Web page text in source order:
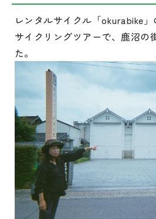
レンタルサイクル「okurabike
サイクリングツアーで、鹿沼の
た。